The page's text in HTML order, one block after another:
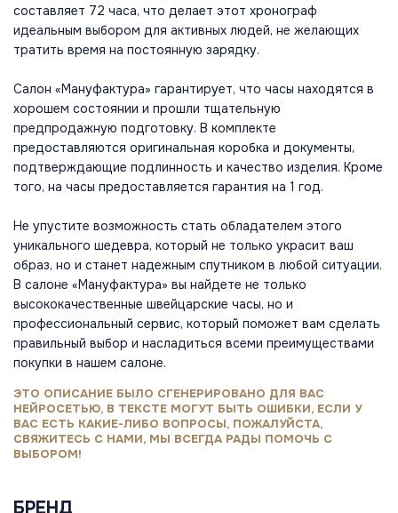
составляет 72 часа, что делает этот хронограф
идеальным выбором для активных людей, не желающих
тратить время на постоянную зарядку.
Салон «Мануфактура» гарантирует, что часы находятся в
хорошем состоянии и прошли тщательную
предпродажную подготовку. В комплекте
предоставляются оригинальная коробка и документы,
подтверждающие подлинность и качество изделия. Кроме
того, на часы предоставляется гарантия на 1 год.
Не упустите возможность стать обладателем этого
уникального шедевра, который не только украсит ваш
образ, но и станет надежным спутником в любой ситуации.
В салоне «Мануфактура» вы найдете не только
высококачественные швейцарские часы, но и
профессиональный сервис, который поможет вам сделать
правильный выбор и насладиться всеми преимуществами
покупки в нашем салоне.
ЭТО ОПИСАНИЕ БЫЛО СГЕНЕРИРОВАНО ДЛЯ ВАС
НЕЙРОСЕТЬЮ, В ТЕКСТЕ МОГУТ БЫТЬ ОШИБКИ, ЕСЛИ У
ВАС ЕСТЬ КАКИЕ-ЛИБО ВОПРОСЫ, ПОЖАЛУЙСТА,
СВЯЖИТЕСЬ С НАМИ, МЫ ВСЕГДА РАДЫ ПОМОЧЬ С
ВЫБОРОМ!
БРЕНД